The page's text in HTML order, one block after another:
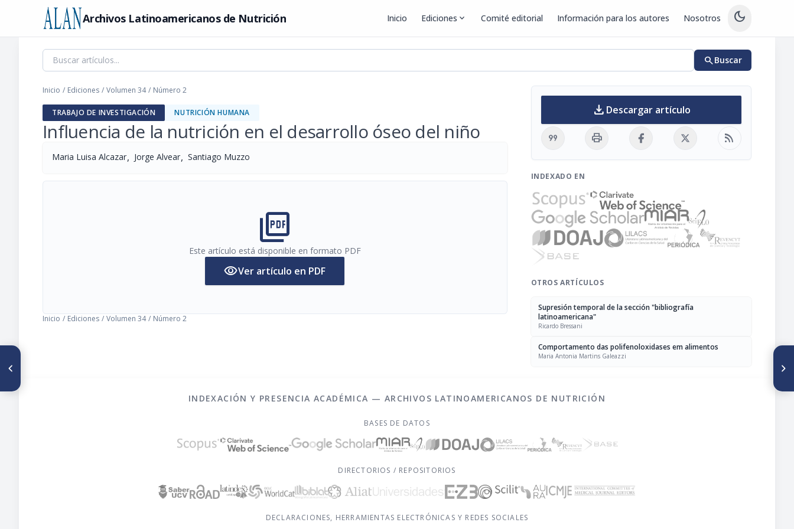
Archivos Latinoamericanos de Nutrición Inicio Ediciones expand_more Comité editorial Información para los autores Nosotros dark_mode
searchBuscar
Inicio / Ediciones / Volumen 34 / Número 2
TRABAJO DE INVESTIGACIÓN NUTRICIÓN HUMANA
Influencia de la nutrición en el desarrollo óseo del niño
Maria Luisa Alcazar, Jorge Alvear, Santiago Muzzo
picture_as_pdf
Este artículo está disponible en formato PDF
visibilityVer artículo en PDF
Inicio / Ediciones / Volumen 34 / Número 2
download Descargar artículo
format_quote print rss_feed
INDEXADO EN
OTROS ARTÍCULOS
Supresión temporal de la sección "bibliografía
latinoamericana"
Ricardo Bressani
Comportamento das polifenoloxidases em alimentos
Maria Antonia Martins Galeazzi
INDEXACIÓN Y PRESENCIA ACADÉMICA — ARCHIVOS LATINOAMERICANOS DE NUTRICIÓN
BASES DE DATOS
DIRECTORIOS / REPOSITORIOS
DECLARACIONES, HERRAMIENTAS ELECTRÓNICAS Y REDES SOCIALES